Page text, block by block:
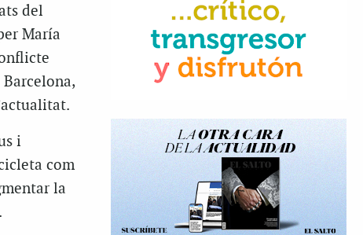
del
María
i
com
la